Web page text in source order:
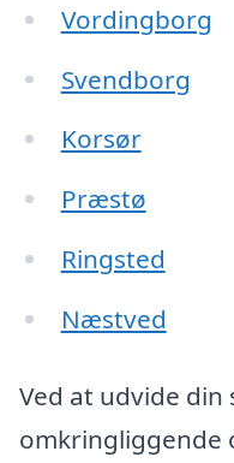
Vordingborg
Svendborg
Korsør
Præstø
Ringsted
Næstved
Ved at udvide din
omkringliggende